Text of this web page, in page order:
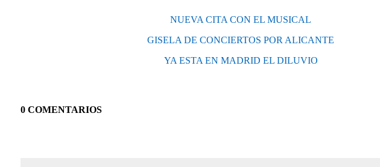
NUEVA CITA CON EL MUSICAL
GISELA DE CONCIERTOS POR ALICANTE
YA ESTA EN MADRID EL DILUVIO
0 COMENTARIOS